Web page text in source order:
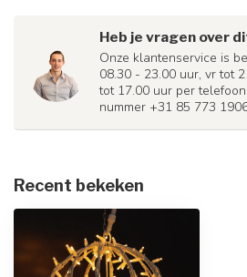
Heb je vragen over
Onze klantenservice is
08.30 - 23.00 uur, vr tot
tot 17.00 uur per
nummer +31 85 773
Recent bekeken